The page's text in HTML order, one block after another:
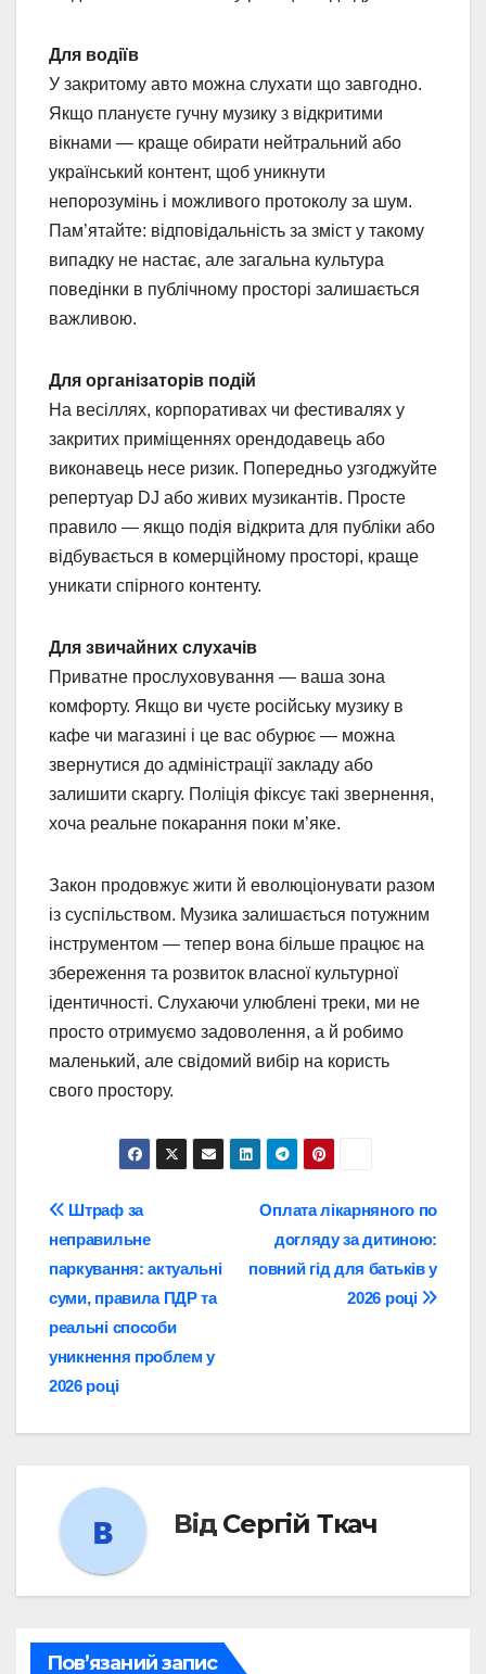
Для водіїв
У закритому авто можна слухати що завгодно.
Якщо плануєте гучну музику з відкритими
вікнами — краще обирати нейтральний або
український контент, щоб уникнути
непорозумінь і можливого протоколу за шум.
Пам’ятайте: відповідальність за зміст у такому
випадку не настає, але загальна культура
поведінки в публічному просторі залишається
важливою.
Для організаторів подій
На весіллях, корпоративах чи фестивалях у
закритих приміщеннях орендодавець або
виконавець несе ризик. Попередньо узгоджуйте
репертуар DJ або живих музикантів. Просте
правило — якщо подія відкрита для публіки або
відбувається в комерційному просторі, краще
уникати спірного контенту.
Для звичайних слухачів
Приватне прослуховування — ваша зона
комфорту. Якщо ви чуєте російську музику в
кафе чи магазині і це вас обурює — можна
звернутися до адміністрації закладу або
залишити скаргу. Поліція фіксує такі звернення,
хоча реальне покарання поки м’яке.
Закон продовжує жити й еволюціонувати разом
із суспільством. Музика залишається потужним
інструментом — тепер вона більше працює на
збереження та розвиток власної культурної
ідентичності. Слухаючи улюблені треки, ми не
просто отримуємо задоволення, а й робимо
маленький, але свідомий вибір на користь
свого простору.
Навігація
записів
Оплата лікарняного по
догляду за дитиною:
повний гід для батьків у
2026 році
Штраф за
неправильне
паркування: актуальні
суми, правила ПДР та
реальні способи
уникнення проблем у
2026 році
Від Сергій Ткач
Пов’язаний запис